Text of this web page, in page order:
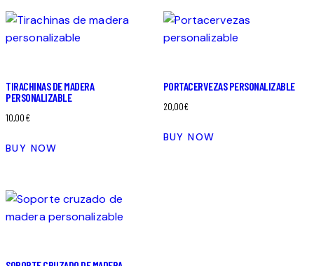
TIRACHINAS DE MADERA
PERSONALIZABLE
10,00€
BUY NOW
PORTACERVEZAS PERSONALIZABLE
20,00€
BUY NOW